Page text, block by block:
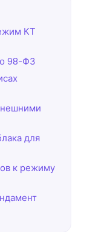
КТ
98-ФЗ
для
к режиму